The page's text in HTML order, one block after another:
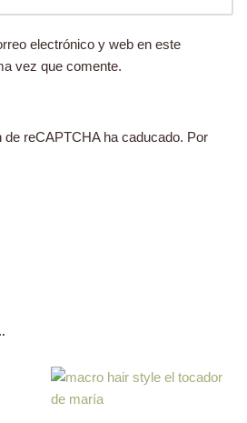
electrónico y web en este
vez que comente.
de reCAPTCHA ha caducado. Por